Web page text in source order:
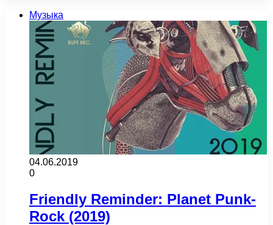
Музыка
04.06.2019
0
Friendly Reminder: Planet Punk-
Rock (2019)